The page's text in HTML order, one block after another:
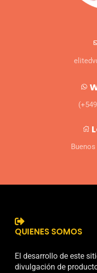
QUIENES SOMOS
El desarrollo de este
divulgación de